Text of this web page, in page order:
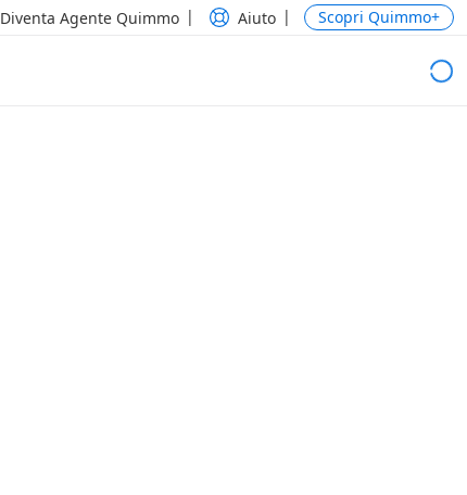
Diventa Agente Quimmo Aiuto Scopri Quimmo+